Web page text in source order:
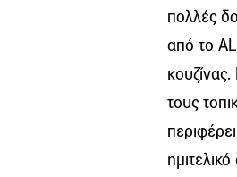
πολλές
από το
τους